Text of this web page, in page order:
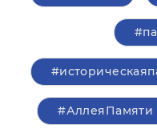
#АллеяПамяти